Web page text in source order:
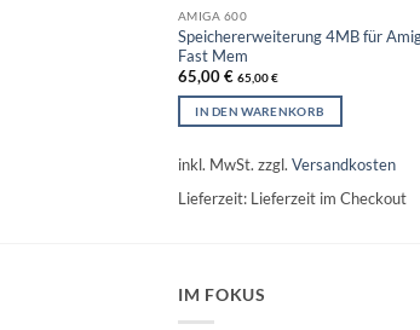
AMIGA 600
Speichererweiterung 4MB für
Fast Mem
65,00€ 65,00€
IN DEN WARENKORB
inkl. MwSt. zzgl. Versandkosten
Lieferzeit: Lieferzeit im Checkout
IM FOKUS